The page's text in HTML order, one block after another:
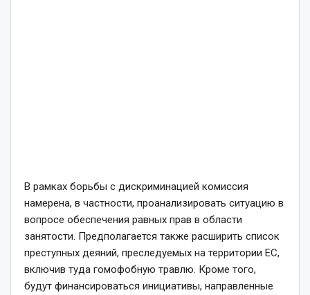
В рамках борьбы с дискриминацией комиссия
намерена, в частности, проанализировать ситуацию в
вопросе обеспечения равных прав в области
занятости. Предполагается также расширить список
преступных деяний, преследуемых на территории ЕС,
включив туда гомофобную травлю. Кроме того,
будут финансироваться инициативы, направленные